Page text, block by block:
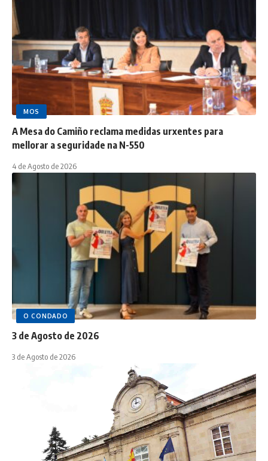
MOS
A Mesa do Camiño reclama medidas urxentes para
mellorar a seguridade na N-550
4 de Agosto de 2026
O CONDADO
3 de Agosto de 2026
3 de Agosto de 2026